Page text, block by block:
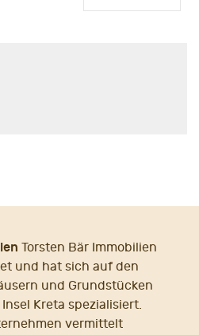
Torsten Bär Immobilien
und hat sich auf den
und Grundstücken
Kreta spezialisiert.
vermittelt